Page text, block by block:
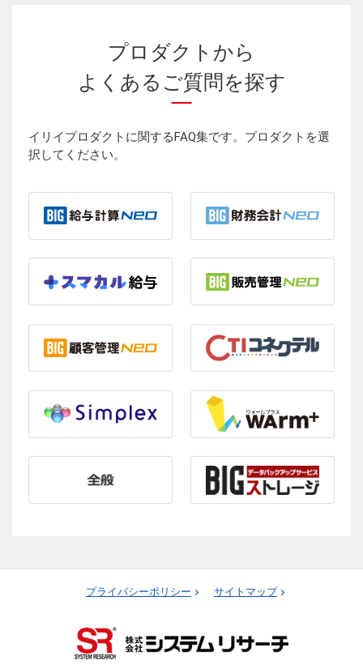
プロダクトから
よくあるご質問を探す
イリイプロダクトに関するFAQ集です。プロダクトを選
択してください。
プライバシーポリシー サイトマップ